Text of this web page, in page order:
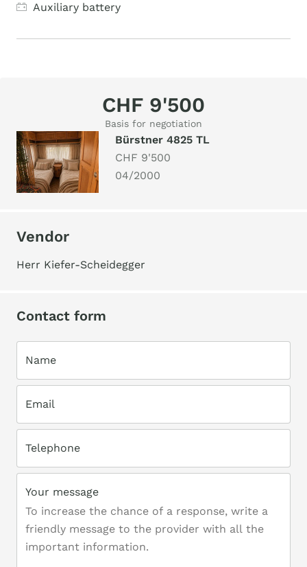
Auxiliary battery
CHF 9'500
Basis for negotiation
Bürstner 4825 TL
CHF 9'500
04/2000
Vendor
Herr Kiefer-Scheidegger
Contact form
Name
Email
Telephone
Your message